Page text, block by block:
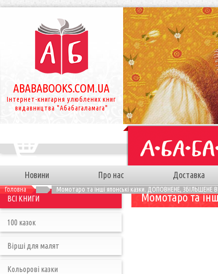
ABABABOOKS.COM.UA
Інтернет-книгарня улюблених книг
видавництва "Абабагаламага"
Новини Про нас Доставка
Головна Момотаро та інші японські казки. ДОПОВНЕНЕ, ЗБІЛЬШЕНЕ
Момотаро та
ВСІ КНИГИ
100 казок
Вірші для малят
Кольорові казки